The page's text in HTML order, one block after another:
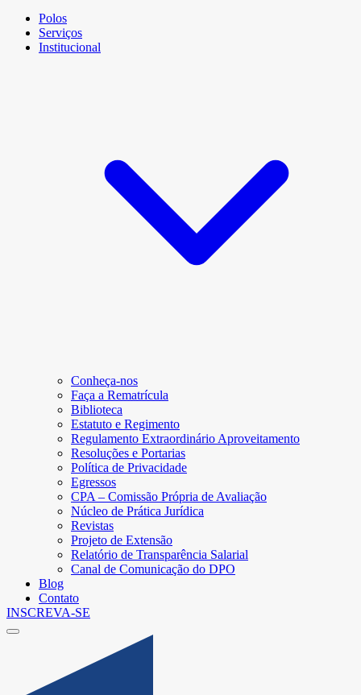
Polos
Serviços
Institucional
Conheça-nos
Faça a Rematrícula
Biblioteca
Estatuto e Regimento
Regulamento Extraordinário Aproveitamento
Resoluções e Portarias
Política de Privacidade
Egressos
CPA – Comissão Própria de Avaliação
Núcleo de Prática Jurídica
Revistas
Projeto de Extensão
Relatório de Transparência Salarial
Canal de Comunicação do DPO
Blog
Contato
INSCREVA-SE